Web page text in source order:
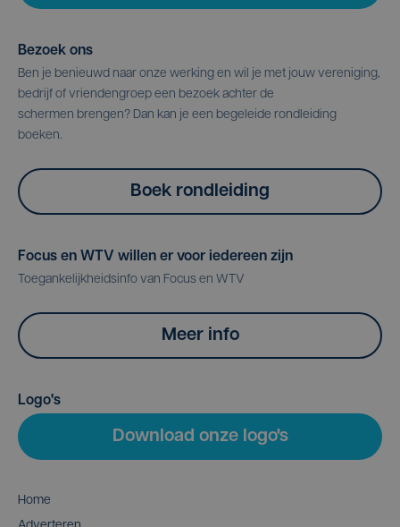
Bezoek ons
Ben je benieuwd naar onze werking en wil je met jouw vereniging,
bedrijf of vriendengroep een bezoek achter de
schermen brengen? Dan kan je een begeleide rondleiding
boeken.
Boek rondleiding
Focus en WTV willen er voor iedereen zijn
Toegankelijkheidsinfo van Focus en WTV
Meer info
Logo's
Download onze logo's
Home